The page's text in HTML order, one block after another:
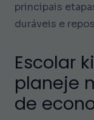
principais
duráveis e
Escolar
planeje
de